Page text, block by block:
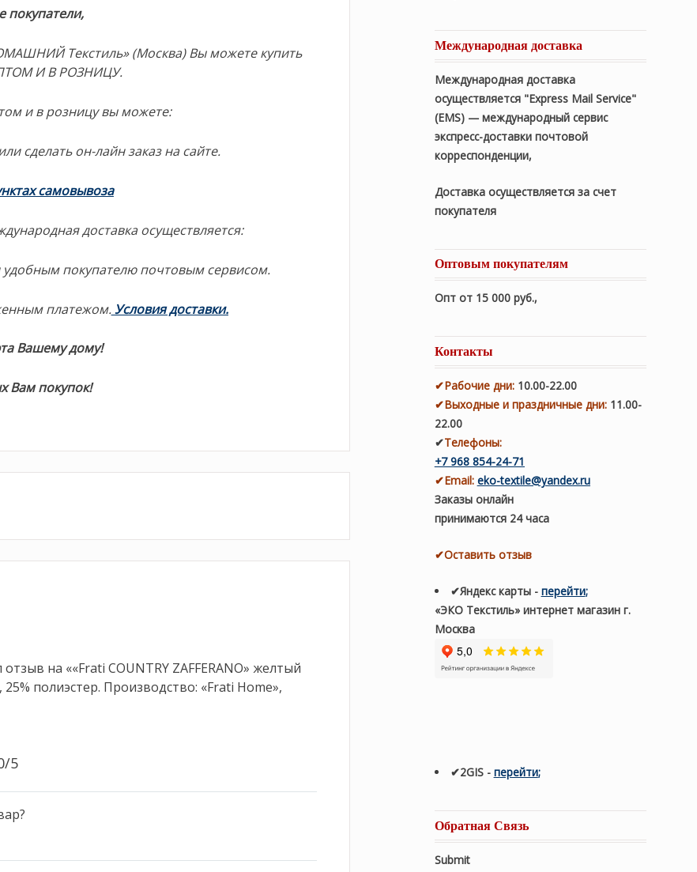
покупатели,
Текстиль» (Москва) Вы можете купить
И В РОЗНИЦУ.
и в розницу вы можете:
сделать он-лайн заказ на сайте.
самовывоза
доставка осуществляется:
удобным покупателю почтовым сервисом.
платежом.Условия доставки.
Вашему дому!
Вам покупок!
на ««Frati COUNTRY ZAFFERANO» желтый
полиэстер. Производство: «Frati Home»,
5
Международная доставка
Международная доставка
осуществляется "Express Mail Service"
(EMS) — международный сервис
экспресс-доставки почтовой
корреспонденции,
Доставка осуществляется за счет
покупателя
Оптовым покупателям
Опт от 15 000 руб.,
Контакты
✔Рабочие дни: 10.00-22.00
✔Выходные и праздничные дни:11.00-
22.00
✔Телефоны:
+7 968 854-24-71
✔Email: eko-textile@yandex.ru
Заказы онлайн
принимаются 24 часа
✔Оставить отзыв
✔Яндекс карты- перейти;
«ЭКО Текстиль» интернет магазин г.
Москва
✔2GIS- перейти;
Обратная Связь
Submit